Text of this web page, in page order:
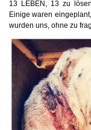
13 LEBEN, 13 zu
Einige waren
wurden uns, ohne zu